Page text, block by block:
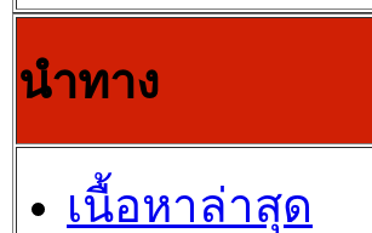
นำทาง
เนื้อหาล่าสุด